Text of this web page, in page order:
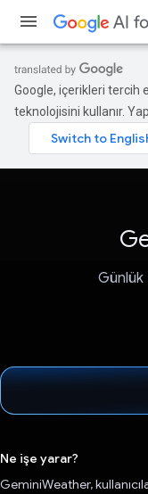
Google, içerikleri tercih
teknolojisini kullanır.
Günlük
Ne işe yarar?
GeminiWeather,